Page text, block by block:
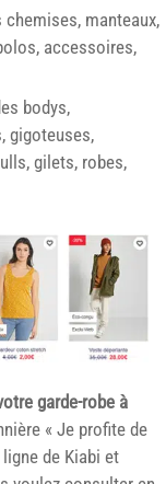
manteaux,
accessoires,
bodys,
gigoteuses,
gilets, robes,
garde-robe à
« Je profite de
de Kiabi et